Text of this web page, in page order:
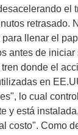
el
retrasado.
llenar el
antes de iniciar
donde el
en
lo cual
y está
costo". Como